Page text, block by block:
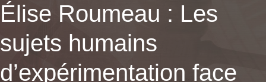
Élise Roumeau : Les
sujets humains
d’expérimentation face